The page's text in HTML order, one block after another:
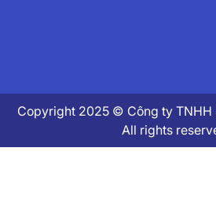
Copyright 2025 © Công ty TNHH
All rights